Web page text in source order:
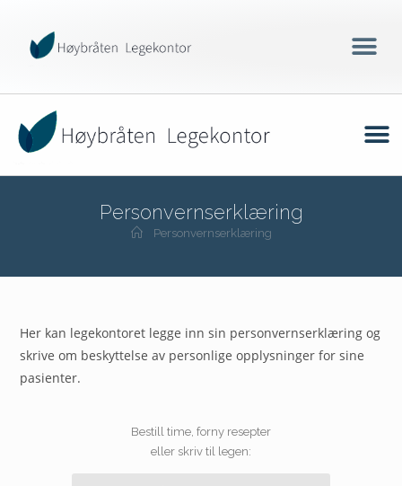
Personvernserklæring
Personvernserklæring
Her kan legekontoret legge inn sin personvernserklæring og
skrive om beskyttelse av personlige opplysninger for sine
pasienter.
Bestill time, forny resepter
eller skriv til legen: